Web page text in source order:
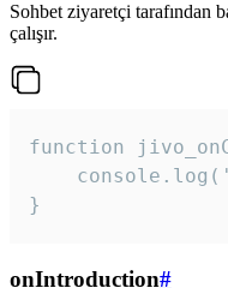
Sohbet ziyaretçi tarafından
çalışır.
function
}
onIntroduction#